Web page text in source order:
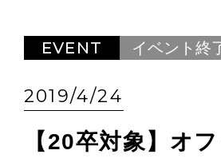
2019/4/24
【20卒対象】オ
EVENT イベント終